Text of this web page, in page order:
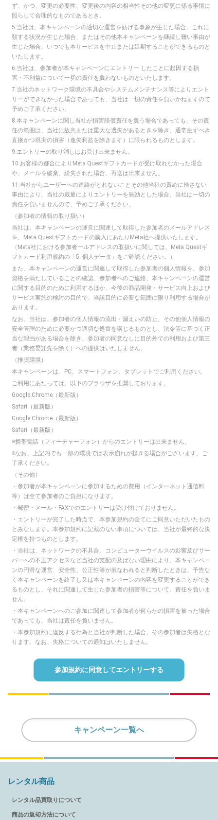
ず、かつ、変更の必要性、変更後の内容の相当性その他の変更に係る事情に
照らして合理的なものであるとき。
5.当社は、本キャンペーンの適切な運営を妨げる事象が生じた場合、これに
類する状況が生じた場合、またはその他本キャンペーンを継続し難い事由が
生じた場合、いつでも本サービスを中止または延期することができるものと
いたします。
6.当社は、参加者が本キャンペーンにエントリー したことに起因する損
害・不利益について一切の責任を負わないものといたします。
7.当社のネットワーク環境の不具合やシステムメンテナンス等によりエント
リーができなかった場合であっても、当社は一切の責任を負いかねますので
予めご了承ください。
8.本キャンペーンに関し当社が損害賠償責任を負う場合であっても、その責
任の範囲は、当社に故意または重大な過失があるときを除き、通常生ずべき
直接かつ現実の損害（逸失利益を除きます）に限られるものとします。
9.エントリーの取り消しはお受け出来ません。
10.お客様の都合によりMeta Questギフトカードが受け取れなかった場合
や、メールを破棄、紛失された場合、再送は出来ません。
11.当社からユーザーへの連絡がとれないことその他当社の責めに帰さない
事由により、当社の裁量によりエントリーを無効とした場合、当社は一切の
責任を負いませんので、予めご了承ください。
（参加者の情報の取り扱い）
当社は、本キャンペーンの運営に関連して取得した参加者のメールアドレス
を、Meta Questギフトカードの購入にあたりMeta社へ提供いたします。
（Meta社における参加者ールアドレスの取扱いに関しては、Meta Questギ
フトカード利用規約の「5. 個人データ」をご確認ください。）
また、本キャンペーンの運営に関連して取得した参加者の個人情報を、参加
資格を満たしていることの確認、参加者へのご連絡、本キャンペーンの運営
に関する目的のために利用するほか、今後の商品開発・サービス向上および
サービス実施の検討の目的で、当該目的に必要な範囲に限り利用する場合が
あります。
なお、当社は、参加者の個人情報の流出・漏えいの防止、その他個人情報の
安全管理のために必要かつ適切な処置を講じるものとし、法令等に基づく正
当な理由がある場合を除き、参加者の同意なしに目的外での利用および第三
者（業務委託先を除く）への提供はいたしません。
（推奨環境）
本キャンペーンは、PC、スマートフォン、タブレットでご利用ください。
ご利用にあたっては、以下のブラウザを推奨しております。
Google Chrome（最新版）
Safari（最新版）
Google Chrome（最新版）
Safari（最新版）
※携帯電話（フィーチャーフォン）からのエントリーは出来ません。
※なお、上記内でも一部の環境では表示崩れが起きる場合がございます。ご
了承ください。
（その他）
・参加者が本キャンペーンに参加するための費用（インターネット通信料
等）は全て参加者のご負担になります。
・郵便・メール・FAXでのエントリーは受け付けておりません。
・エントリーが完了した時点で、本参加規約の全てにご同意いただいたもの
とみなします。本参加規約に記載のない事項については、当社が最終的な決
定権を持つものとします。
・当社は、ネットワークの不具合、コンピューターウイルスの影響及びサー
バーへの不正アクセスなど当社の支配の及ばない理由により、本キャンペー
ンの円滑な運営、安全性、公正性等が損なわれると判断したときは、予告な
く本キャンペーンを終了し又は本キャンペーンの内容を変更することができ
るものとし、それに関連して生じた参加者の損害等について、責任を負いま
せん。
・本キャンペーンへのご参加に関連して参加者が何らかの損害を被った場合
であっても、当社は責任を負いません。
・本参加規約に違反する行為と当社が判断した場合、その参加者は失格とな
ります。なお、失格についての通知はいたしません。
参加規約に同意してエントリーする
キャンペーン一覧へ
レンタル商品
レンタル品買取りについて
商品の返却方法について